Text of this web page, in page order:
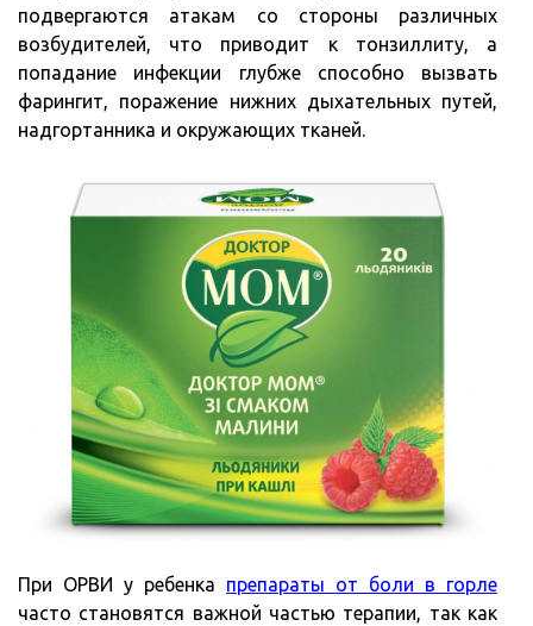
подвергаются атакам со стороны различных
возбудителей, что приводит к тонзиллиту, а
попадание инфекции глубже способно вызвать
фарингит, поражение нижних дыхательных путей,
надгортанника и окружающих тканей.
При ОРВИ у ребенка препараты от боли в горле
часто становятся важной частью терапии, так как